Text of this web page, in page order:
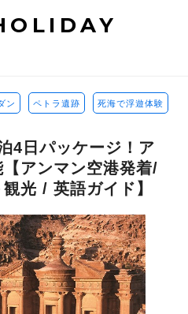
ン ペトラ遺跡 死海で浮遊体験
4日パッケージ！ア
アンマン空港発着/
光 / 英語ガイド】